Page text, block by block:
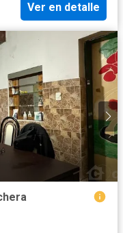
Ver en detalle